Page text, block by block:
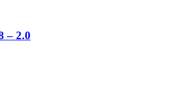
– 2.0